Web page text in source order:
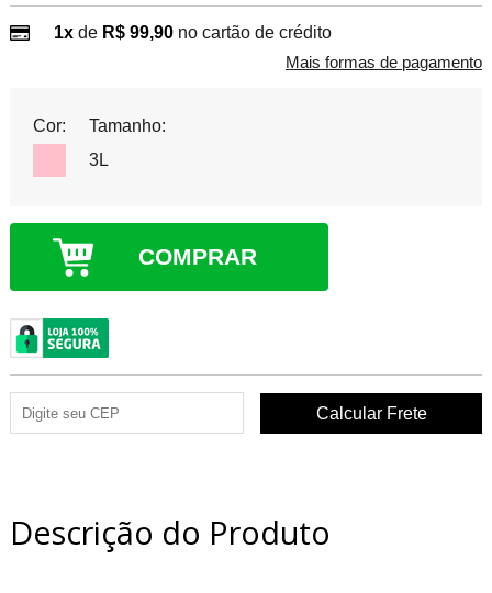
1xde R$ 99,90 no cartão de crédito
Mais formas de pagamento
Cor:
Tamanho:
3L
COMPRAR
Descrição do Produto